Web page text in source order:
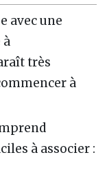
avec une
très
à
à associer :